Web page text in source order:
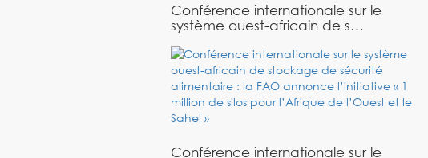
Conférence internationale sur le
système ouest-africain de s…
Conférence internationale sur le